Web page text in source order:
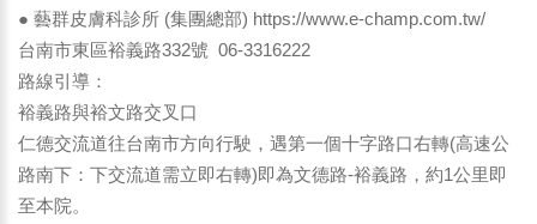
● 藝群皮膚科診所 (集團總部) https://www.e-champ.com.tw/
台南市東區裕義路332號 06-3316222
路線引導：
裕義路與裕文路交叉口
仁德交流道往台南市方向行駛，遇第一個十字路口右轉(高速公
路南下：下交流道需立即右轉)即為文德路-裕義路，約1公里即
至本院。